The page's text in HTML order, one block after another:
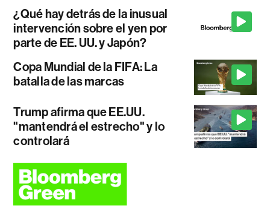
¿Qué hay detrás de la inusual
intervención sobre el yen por
parte de EE. UU. y Japón?
Copa Mundial de la FIFA: La
batalla de las marcas
Trump afirma que EE.UU.
"mantendrá el estrecho" y lo
controlará